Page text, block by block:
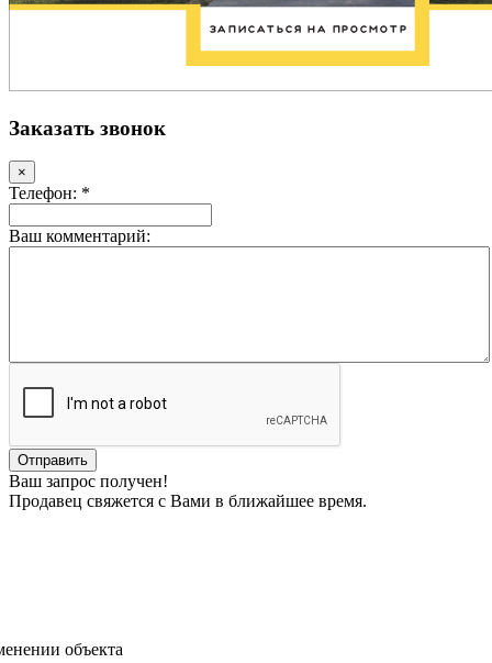
Заказать звонок
×
Телефон: *
Ваш комментарий:
Ваш запрос получен!
Продавец свяжется с Вами в ближайшее время.
объекта